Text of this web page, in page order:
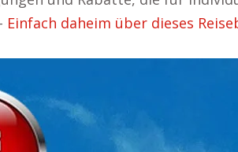
Einfach daheim über dieses